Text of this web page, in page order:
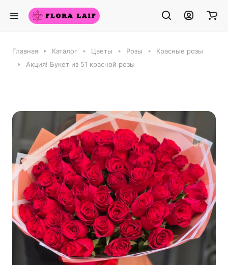
Главная Каталог Цветы Розы
Красные розы
Акция! Букет из 51 красной розы